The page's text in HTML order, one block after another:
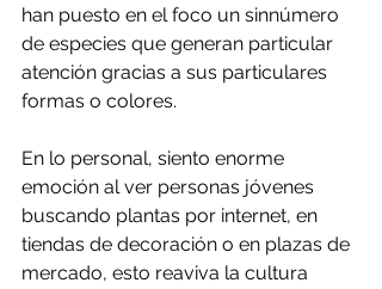
han puesto en el foco un sinnúmero
de especies que generan particular
atención gracias a sus particulares
formas o colores.
En lo personal, siento enorme
emoción al ver personas jóvenes
buscando plantas por internet, en
tiendas de decoración o en plazas de
mercado, esto reaviva la cultura